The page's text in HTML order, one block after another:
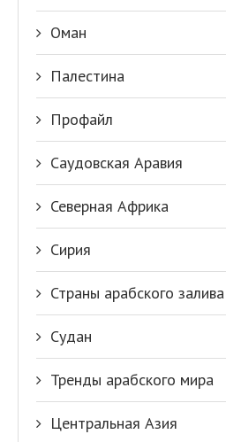
Оман
Палестина
Профайл
Саудовская Аравия
Северная Африка
Сирия
Страны арабского залива
Судан
Тренды арабского мира
Центральная Азия